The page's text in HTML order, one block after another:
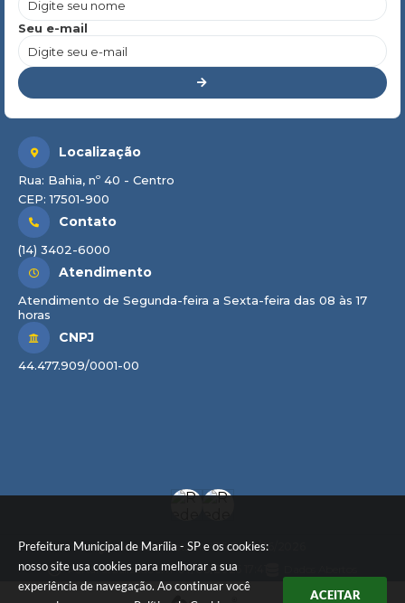
Prefeitura Municipal de Marília - SP e os cookies:
nosso site usa cookies para melhorar a sua
experiência de navegação. Ao continuar você
ACEITAR
Seu e-mail
Localização
Rua: Bahia, nº 40 - Centro
CEP: 17501-900
Contato
(14) 3402-6000
Atendimento
Atendimento de Segunda-feira a Sexta-feira das 08 às 17
horas
CNPJ
44.477.909/0001-00
Versão do Sistema: 3.5.3 - 19/06/2026
Portal atualizado em:07/08/2026 17:41